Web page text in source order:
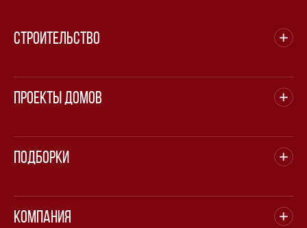
Строительство
Проекты домов
Подборки
Компания